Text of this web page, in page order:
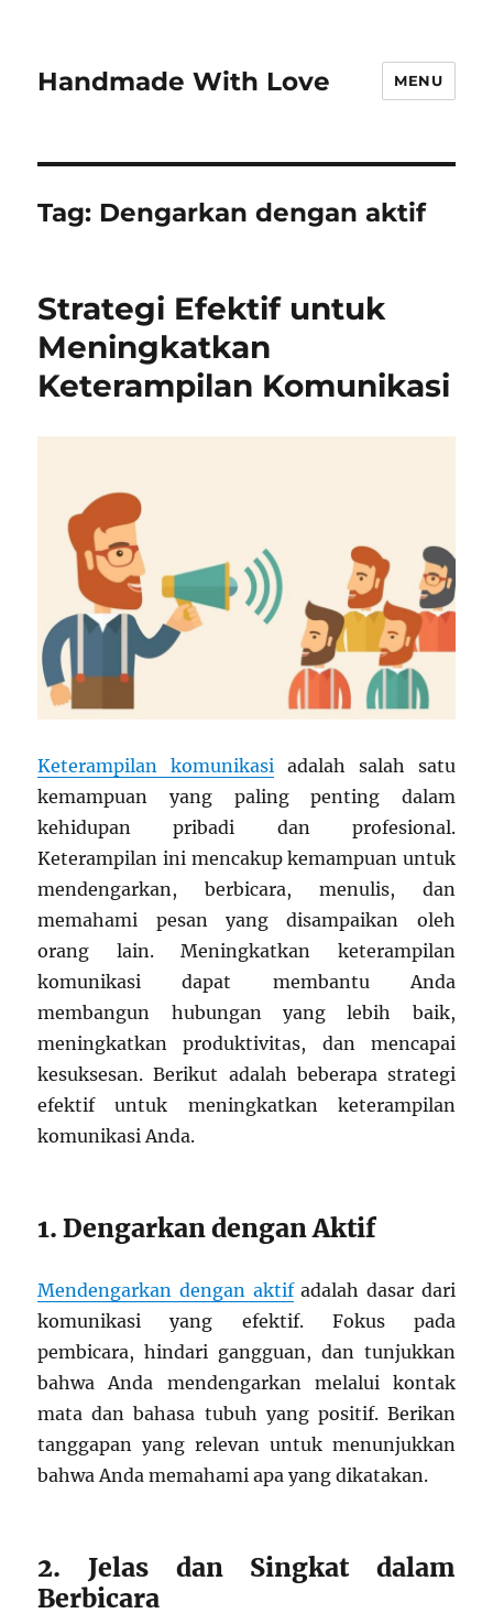
Handmade With Love MENU
Tag: Dengarkan dengan aktif
Strategi Efektif untuk
Meningkatkan
Keterampilan Komunikasi
Keterampilan komunikasi adalah salah satu
kemampuan yang paling penting dalam
kehidupan pribadi dan profesional.
Keterampilan ini mencakup kemampuan untuk
mendengarkan, berbicara, menulis, dan
memahami pesan yang disampaikan oleh
orang lain. Meningkatkan keterampilan
komunikasi dapat membantu Anda
membangun hubungan yang lebih baik,
meningkatkan produktivitas, dan mencapai
kesuksesan. Berikut adalah beberapa strategi
efektif untuk meningkatkan keterampilan
komunikasi Anda.
1. Dengarkan dengan Aktif
Mendengarkan dengan aktifadalah dasar dari
komunikasi yang efektif. Fokus pada
pembicara, hindari gangguan, dan tunjukkan
bahwa Anda mendengarkan melalui kontak
mata dan bahasa tubuh yang positif. Berikan
tanggapan yang relevan untuk menunjukkan
bahwa Anda memahami apa yang dikatakan.
2. Jelas dan Singkat dalam
Berbicara